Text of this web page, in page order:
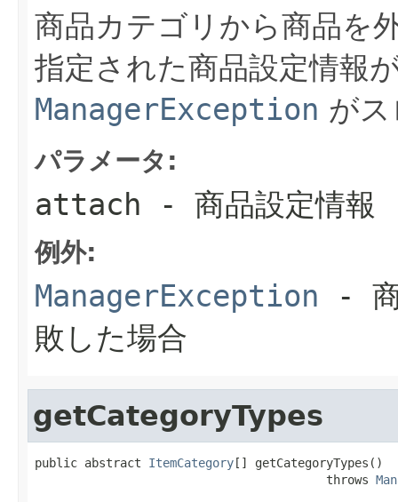
商品カテゴリから商品を
指定された商品設定情報
ManagerException が
パラメータ:
attach - 商品設定情報
例外:
ManagerException - 商
敗した場合
getCategoryTypes
public abstract ItemCategory[] getCategoryTypes()
                                         throws